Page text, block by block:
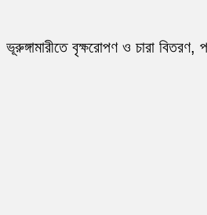
ভূরুঙ্গামারীতে বৃক্ষরোপণ ও চারা বিতরণ,